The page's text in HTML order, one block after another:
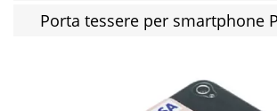
Porta tessere per smartphone